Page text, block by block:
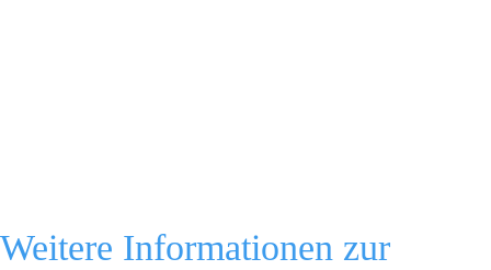
Weitere Informationen zur